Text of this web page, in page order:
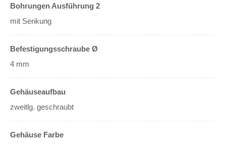
Bohrungen Ausführung 2
mit Senkung
Befestigungsschraube Ø
4 mm
Gehäuseaufbau
zweitlg. geschraubt
Gehäuse Farbe